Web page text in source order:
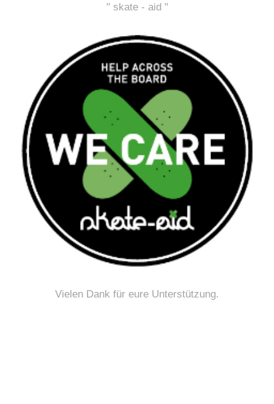
" skate - aid "
Vielen Dank für eure Unterstützung.